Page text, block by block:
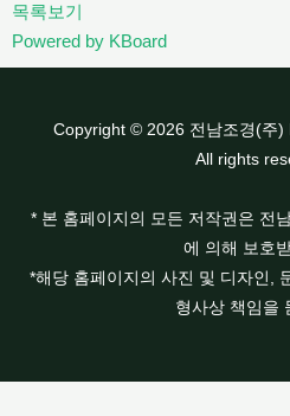
목록보기
Powered by KBoard
Copyright © 2026 전남조경(주)
All rights
* 본 홈페이지의 모든 저작권은 전
에 의해 보호
*해당 홈페이지의 사진 및 디자인,
형사상 책임을